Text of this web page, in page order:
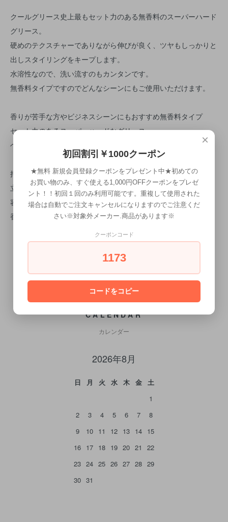
クールグリース史上最もセット力のある無香料のスーパーハード
グリース。
硬めのテクスチャーでありながら伸びが良く、ツヤもしっかりと
出しスタイリングをキープします。
水溶性なので、洗い流すのもカンタンです。
無香料タイプですのでどんなシーンにもご使用いただけます。
香りが苦手な方やビジネスシーンにもおすすめ無香料タイプ
セット力のあるスーパーハードなグリース。
ヘアスタイルをキープしたい方におすすめ。
押さえつけるセット力★★★★★★★★★★★
立ち上げるセット力：★★★★
容量：210g
香り：無香料
CALENDAR
カレンダー
2026年8月
日 月 火 水 木 金
土
1
2
3 4 5 6 7
8
9
10 11 12 13 14 15
16 17 18 19 20 21
22
23 24 25 26 27 28 29
30 31
×
初回割引￥1000クーポン
★無料 新規会員登録クーポンをプレゼント中★初めての
お買い物のみ、すぐ使える1,000円OFFクーポンをプレゼ
ント！！初回１回のみ利用可能です。重複して使用された
場合は自動でご注文キャンセルになりますのでご注意くだ
さい※対象外メーカー.商品があります※
クーポンコード
1173
コードをコピー